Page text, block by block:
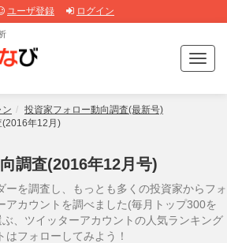
ユーザ登録 ログイン
T
o
g
v
i
g
ン
投資家フォロー動向調査(最新号)
(2016年12月)
調査(2016年12月号)
ーを調査し、もっとも多くの投資家からフォ
アカウントを調べました(毎月トップ300を
、ツイッターアカウントの人気ランキング
フォローしてみよう！